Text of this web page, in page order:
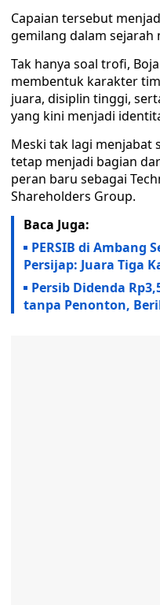
Capaian tersebut
gemilang dalam sejarah
Tak hanya soal trofi,
membentuk karakter
juara, disiplin tinggi,
yang kini menjadi
Meski tak lagi menjabat
tetap menjadi bagian
peran baru sebagai
Shareholders Group.
Baca Juga:
PERSIB di Ambang
Persijap: Juara Tiga
Persib Didenda
tanpa Penonton,